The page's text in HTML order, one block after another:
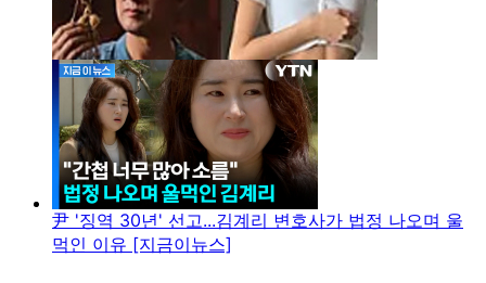
尹 '징역 30년' 선고...김계리 변호사가 법정 나오며 울
먹인 이유 [지금이뉴스]